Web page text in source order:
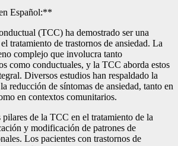
Español:**
(TCC) ha demostrado ser una
tratamiento de trastornos de ansiedad. La
complejo que involucra tanto
como conductuales, y la TCC aborda estos
Diversos estudios han respaldado la
reducción de síntomas de ansiedad, tanto en
en contextos comunitarios.
de la TCC en el tratamiento de la
y modificación de patrones de
Los pacientes con trastornos de